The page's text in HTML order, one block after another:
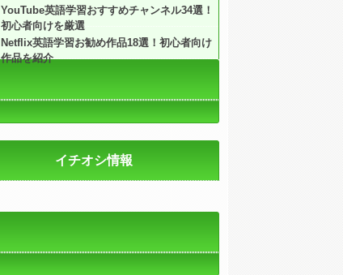
YouTube英語学習おすすめチャンネル34選！
初心者向けを厳選
Netflix英語学習お勧め作品18選！初心者向け
作品を紹介
イチオシ情報